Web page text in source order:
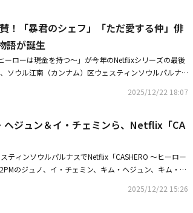
ため、その点も視聴者が物語に没入できるポイントにな
には、他の作品に比べて心の負担が少し軽くなり、仲間
をとても愛しています」と、並々ならぬ愛情を明かし
うな物語が繰り広げられるのか、期待が高まってい
ている。
。果たしてどんな役どころなのか、注目だ。■作品情
ニープラス スターにて独占配信全8話監督：イ・グォ
止まるその時」／イ・グォン「ドアロック」【キャス
ケビ〜君がくれた愛しい⽇々〜」チョン・ジアン︓キ
」「ゆとりですがなにか」■関連サイトディズニープ
。◆吉田ユニアートディレクター、グラフィックデザイ
貫デザイン入社。宇宙カントリーを経て2007年に独
広い分野で活動中。主な仕事にWonjugyo、エテュセ
ーム公演ビジュアル、「アンナチュラル」「エルピス」
、Vaundyや木村カエラ、アイナ・ジ・エンドのCDアー
ン、韓国の舞台「マクベス」のキービジュアルデザイ
韓国・ソウル美術館で個展「Alchemy」を開催。過去作
ィレクター賞（2019）。2024 年韓国へオルム国立劇場
で2部門ゴールドを受賞。■開催概要「KIM YEONG
Face to face」 日韓のトップ俳優62人が出演する花をモ
年4月29日（水・祝）～5 月28 日（木）11:00～21:00
リー（東京都港区虎ノ門5-8-1ガーデンプラザA MB
学生・専門学生/1,300円 中高生/600円 小学生以下/無
会うという一心で大企業への就職を断り、アペロに入
そうとした矢先、代表カン・ハギと関わることにな
れる。真の最推しの社員を目指す社会人1年目の役で、
躍に関心が集まっている。最後にチャ・ウミンは、ナ
欠点のない完璧な存在に見えるが、内面には誰にも言え
することになる。すべての人を沼落ちさせるチャ・ウミ
「最愛の社員」は代表カン・ハギ、明るく元気な新入社
複雑に絡み合ったロマンスで視聴者の恋愛細胞を刺激
場生活のエピソードから、ファンと推しの関係性ま
動を届ける。
成させた。彼女のより多くのグラビアとインタビュー全
ームページを通じて確認できる。
！「暴君のシェフ」「ただ愛する仲」俳
語が誕生
ーローは現金を持つ～」が今年のNetflixシリーズの最後
ソウル江南（カンナム）区ウェスティンソウルパルナ
、キム・ビョンチョル、キム・ヒャンギ、イ・チェミ
った現金と同じだけ力が強くなる超能力を得ることにな
のヒーロー物語だ。他にも、酒に酔うとどんな壁でも通
ョル）、食べれば食べるほど強力な念力を発動させる
ヒーローものでは見られなかった新鮮なキャラクター
の財布を守るために奮闘する恋人キム・ミンスク（キ
団凡人会の末っ子ジョ・ナダン（イ・チェミン）、凡人
2025/12/22 18:07
ヘジュン＆イ・チェミンら、Netflix「CA
ティンソウルパルナスでNetflix「CASHERO ～ヒーロー
のジュノ、イ・チェミン、キム・ヘジュン、キム・ヒ
に苦しむサラリーマンのサンウン（ジュノ）が、手に持
2025/12/22 15:26